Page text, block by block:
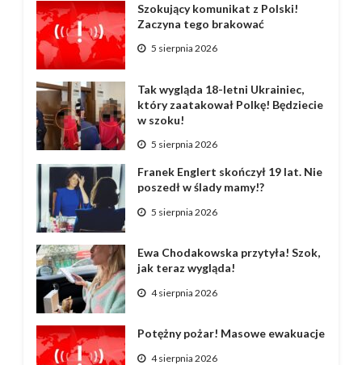
Szokujący komunikat z Polski!
Zaczyna tego brakować
5 sierpnia 2026
Tak wygląda 18-letni Ukrainiec,
który zaatakował Polkę! Będziecie
w szoku!
5 sierpnia 2026
Franek Englert skończył 19 lat. Nie
poszedł w ślady mamy!?
5 sierpnia 2026
Ewa Chodakowska przytyła! Szok,
jak teraz wygląda!
4 sierpnia 2026
Potężny pożar! Masowe ewakuacje
4 sierpnia 2026